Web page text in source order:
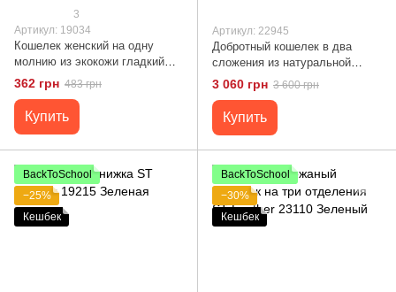
3
Артикул: 19034
Кошелек женский на одну
молнию из экокожи гладкий
KIVI 19034 Зеленый
362 грн 483 грн
Купить
Артикул: 22945
Добротный кошелек в два
сложения из натуральной
гладкой кожи GRANDE PELLE
22945 Зеленый
3 060 грн 3 600 грн
Купить
BackToSchool
−25%
Кешбек
BackToSchool
−30%
Кешбек